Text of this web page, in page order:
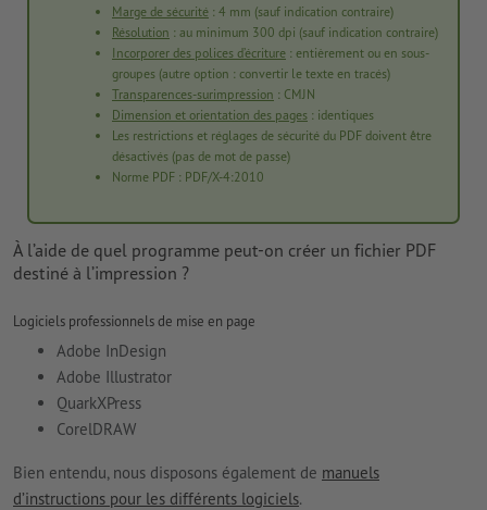
Marge de sécurité : 4 mm (sauf indication contraire)
Résolution : au minimum 300 dpi (sauf indication contraire)
Incorporer des polices d’écriture : entièrement ou en sous-
groupes (autre option : convertir le texte en tracés)
Transparences-surimpression : CMJN
Dimension et orientation des pages : identiques
Les restrictions et réglages de sécurité du PDF doivent être
désactivés (pas de mot de passe)
Norme PDF : PDF/X-4:2010
À l’aide de quel programme peut-on créer un fichier PDF
destiné à l’impression ?
Logiciels professionnels de mise en page
Adobe InDesign
Adobe Illustrator
QuarkXPress
CorelDRAW
Bien entendu, nous disposons également de manuels
d’instructions pour les différents logiciels.